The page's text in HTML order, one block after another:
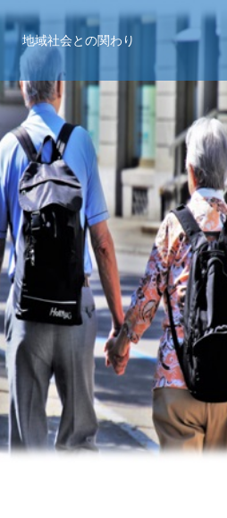
地域社会との関わり